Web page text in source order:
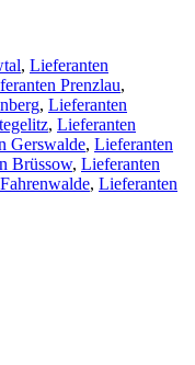
, Lieferanten
Prenzlau,
, Lieferanten
, Lieferanten
Gerswalde, Lieferanten
Brüssow, Lieferanten
, Lieferanten